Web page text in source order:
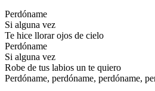
Perdóname
Si alguna vez
Te hice llorar ojos de cielo
Perdóname
Si alguna vez
Robe de tus labios un te quiero
Perdóname, perdóname, perdóname,